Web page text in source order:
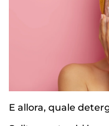
E allora, quale